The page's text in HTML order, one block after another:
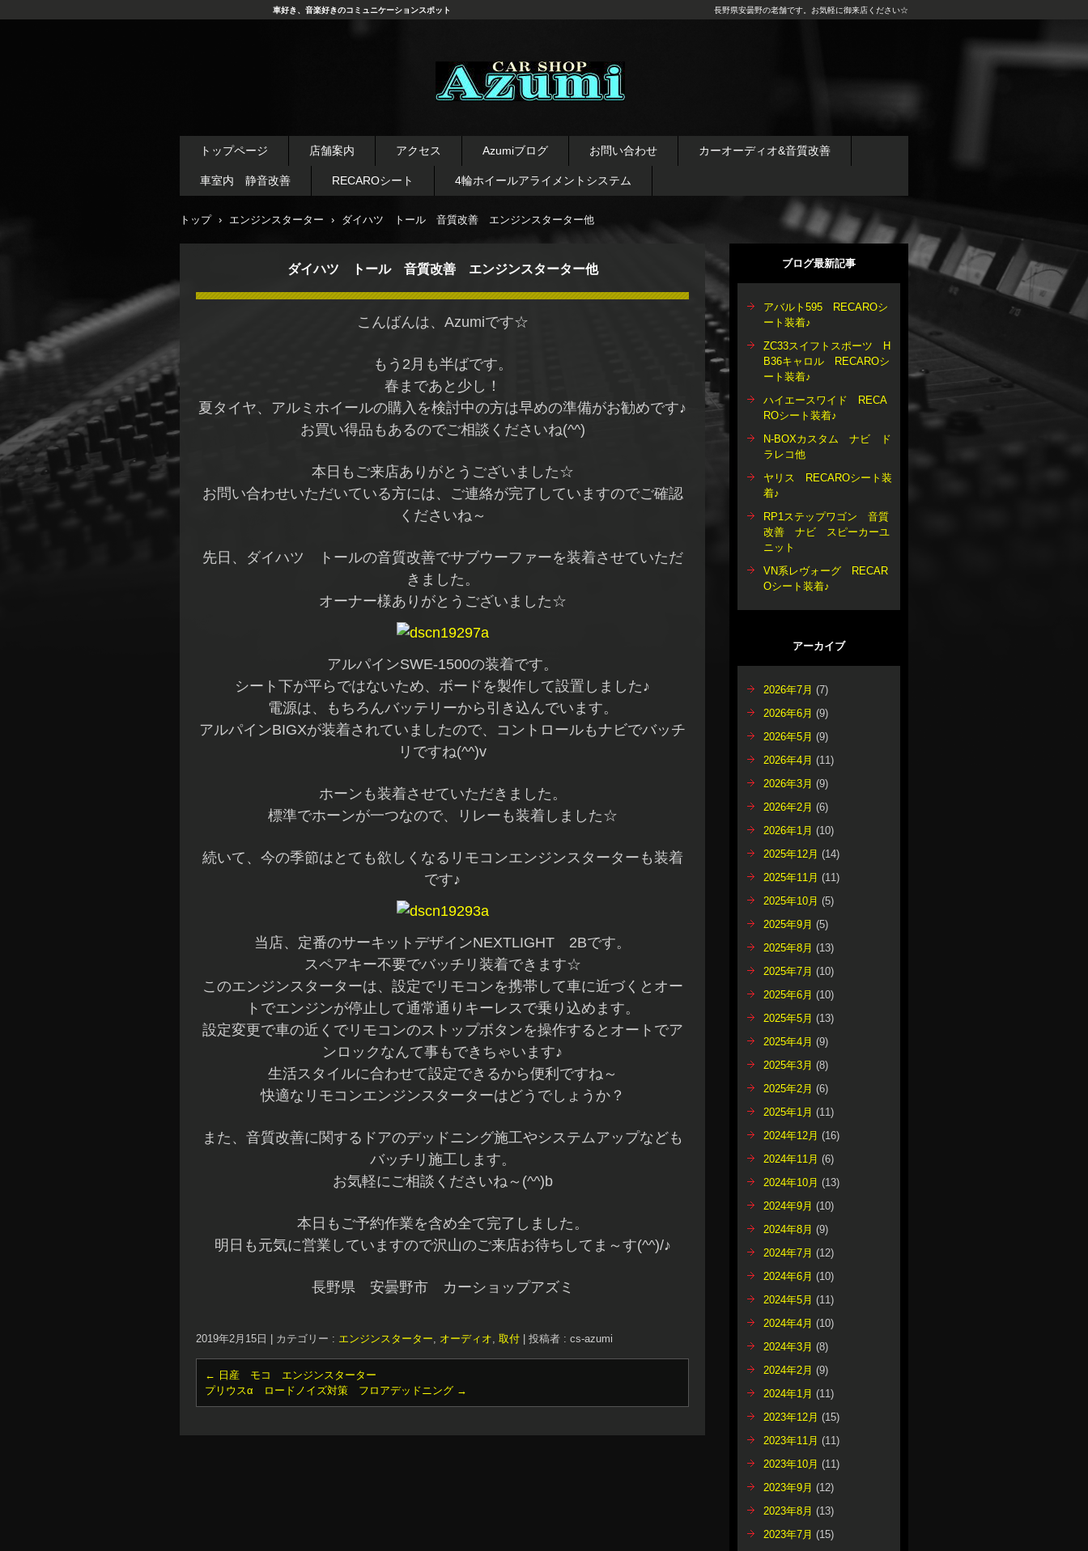
イール デッドニング カーオ
ーディオ レカロシート
車好き、音楽好きのコミュニケーションスポット 長野県安曇野の老舗です。お気軽に御来店ください☆
トップページ 店舗案内 アクセス Azumiブログ お問い合わせ カーオーディオ&音質改善
車室内 静音改善 RECAROシート 4輪ホイールアライメントシステム
トップ › エンジンスターター › ダイハツ トール 音質改善 エンジンスターター他
ダイハツ トール 音質改善 エンジンスターター他
こんばんは、Azumiです☆
もう2月も半ばです。
春まであと少し！
夏タイヤ、アルミホイールの購入を検討中の方は早めの準備がお勧めです♪
お買い得品もあるのでご相談くださいね(^^)
本日もご来店ありがとうございました☆
お問い合わせいただいている方には、ご連絡が完了していますのでご確認
くださいね～
先日、ダイハツ トールの音質改善でサブウーファーを装着させていただ
きました。
オーナー様ありがとうございました☆
アルパインSWE-1500の装着です。
シート下が平らではないため、ボードを製作して設置しました♪
電源は、もちろんバッテリーから引き込んでいます。
アルパインBIGXが装着されていましたので、コントロールもナビでバッチ
リですね(^^)v
ホーンも装着させていただきました。
標準でホーンが一つなので、リレーも装着しました☆
続いて、今の季節はとても欲しくなるリモコンエンジンスターターも装着
です♪
当店、定番のサーキットデザインNEXTLIGHT 2Bです。
スペアキー不要でバッチリ装着できます☆
このエンジンスターターは、設定でリモコンを携帯して車に近づくとオー
トでエンジンが停止して通常通りキーレスで乗り込めます。
設定変更で車の近くでリモコンのストップボタンを操作するとオートでア
ンロックなんて事もできちゃいます♪
生活スタイルに合わせて設定できるから便利ですね～
快適なリモコンエンジンスターターはどうでしょうか？
また、音質改善に関するドアのデッドニング施工やシステムアップなども
バッチリ施工します。
お気軽にご相談くださいね～(^^)b
本日もご予約作業を含め全て完了しました。
明日も元気に営業していますので沢山のご来店お待ちしてま～す(^^)/♪
長野県 安曇野市 カーショップアズミ
2019年2月15日 カテゴリー : エンジンスターター, オーディオ, 取付 投稿者 : cs-azumi
← 日産 モコ エンジンスターター
プリウスα ロードノイズ対策 フロアデッドニング →
ブログ最新記事
アバルト595 RECAROシ
ート装着♪
ZC33スイフトスポーツ H
B36キャロル RECAROシ
ート装着♪
ハイエースワイド RECA
ROシート装着♪
N-BOXカスタム ナビ ド
ラレコ他
ヤリス RECAROシート装
着♪
RP1ステップワゴン 音質
改善 ナビ スピーカーユ
ニット
VN系レヴォーグ RECAR
Oシート装着♪
アーカイブ
2026年7月 (7)
2026年6月 (9)
2026年5月 (9)
2026年4月 (11)
2026年3月 (9)
2026年2月 (6)
2026年1月 (10)
2025年12月 (14)
2025年11月 (11)
2025年10月 (5)
2025年9月 (5)
2025年8月 (13)
2025年7月 (10)
2025年6月 (10)
2025年5月 (13)
2025年4月 (9)
2025年3月 (8)
2025年2月 (6)
2025年1月 (11)
2024年12月 (16)
2024年11月 (6)
2024年10月 (13)
2024年9月 (10)
2024年8月 (9)
2024年7月 (12)
2024年6月 (10)
2024年5月 (11)
2024年4月 (10)
2024年3月 (8)
2024年2月 (9)
2024年1月 (11)
2023年12月 (15)
2023年11月 (11)
2023年10月 (11)
2023年9月 (12)
2023年8月 (13)
2023年7月 (15)